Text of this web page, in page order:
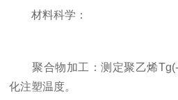
材料科学：
聚合物加工：测定聚乙烯Tg(-
化注塑温度。